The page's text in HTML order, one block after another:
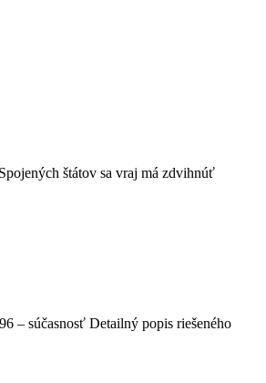
štátov sa vraj má zdvihnúť
– súčasnosť Detailný popis riešeného